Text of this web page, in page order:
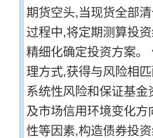
期货空头,当现货全部
过程中,将定期测算投
精细化确定投资方案
理方式,获得与风险相
系统性风险和保证基
及市场信用环境变化
性等因素,构造债券投